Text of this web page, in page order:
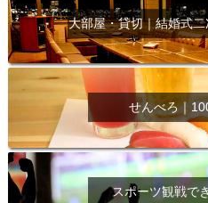
大部屋・貸切｜結婚式
せんべろ｜
スポーツ観戦で